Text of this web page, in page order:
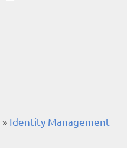
» Identity Management